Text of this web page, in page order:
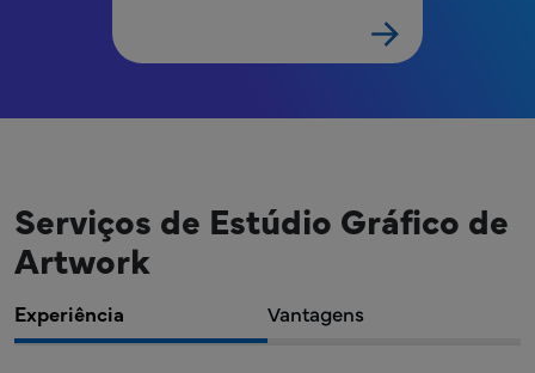
Serviços de Estúdio Gráfico de
Artwork
Experiência Vantagens